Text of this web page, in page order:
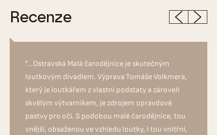
Recenze
"...Ostravská Malá čarodějnice je skutečným
loutkovým divadlem. Výprava Tomáše Volkmera,
který je loutkářem z vlastní podstaty a zároveň
skvělým výtvarníkem, je zdrojem opravdové
pastvy pro oči. S podobou malé čarodějnice, tou
vnější, obsaženou ve vzhledu loutky, i tou vnitřní,